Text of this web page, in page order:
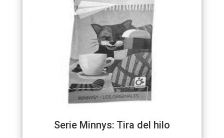
Serie Minnys: Tira del hilo